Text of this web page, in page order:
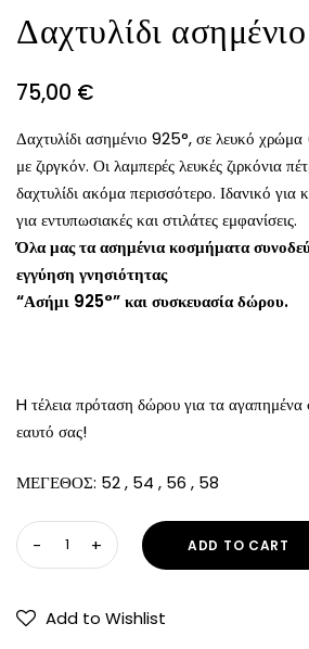
Δαχτυλίδι
75,00 €
Δαχτυλίδι ασημένιο 925°, σε λευκό
με ζιργκόν. Οι λαμπερές λευκές ζιρκόνια
δαχτυλίδι ακόμα περισσότερο. Ιδανικό για
για εντυπωσιακές και στιλάτες εμφανίσεις.
Όλαμαςταασημένιακοσμήματα
εγγύηση γνησιότητας
“Ασήμι 925°” καισυσκευασίαδώρου.
H τέλεια πρόταση δώρου για τα
εαυτό σας!
ΜΕΓΕΘΟΣ: 52 , 54 , 56 , 58
ADD TO CART
Add to Wishlist